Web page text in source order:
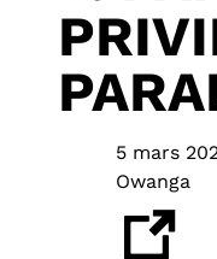
5 mars
Owanga